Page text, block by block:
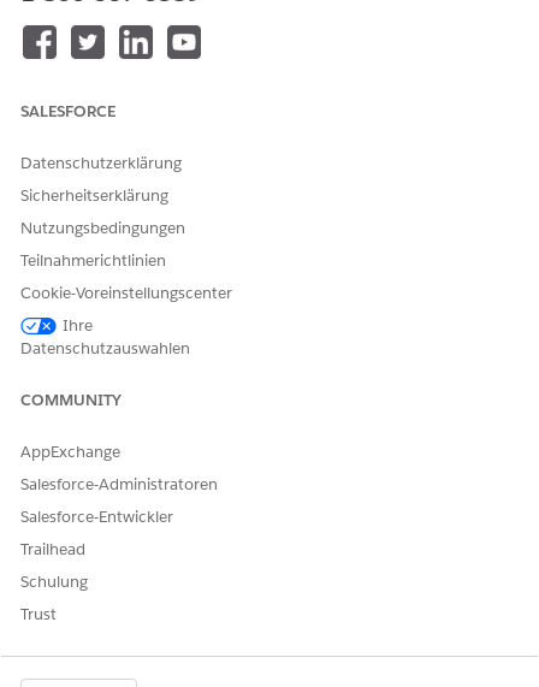
Ziehen Sie den untergeordneten versicherten Posten
unter den übergeordneten Posten und etwas rechts
Sie können einen untergeordneten versicherten Artikel
oder eine untergeordnete beteiligte Person nur einem
übergeordneten versicherten Artikel in einer
bestimmten Stammproduktspezifikation hinzufügen.
Geben Sie uns Feedback, damit wir uns verbessern können.
SALESFORCE
Datenschutzerklärung
Sicherheitserklärung
Nutzungsbedingungen
Teilnahmerichtlinien
Cookie-Voreinstellungscenter
Ihre
Datenschutzauswahlen
COMMUNITY
AppExchange
Salesforce-Administratoren
Salesforce-Entwickler
Trailhead
Schulung
Trust